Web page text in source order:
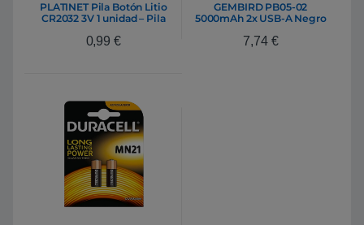
PLATINET Pila Botón Litio
CR2032 3V 1 unidad – Pila
0,99 €
GEMBIRD PB05-02
5000mAh 2x USB-A Negro
7,74 €